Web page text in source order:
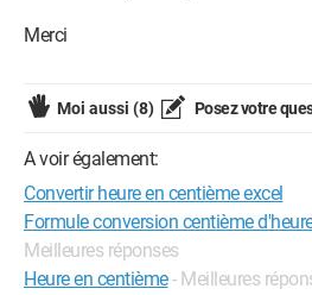
Merci
Moi aussi (8) Posez votre
A voir également:
Convertir heure en centième excel
Formule conversion centième
Meilleures réponses
Heure en centième- Meilleures